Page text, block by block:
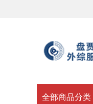
全部商品分类